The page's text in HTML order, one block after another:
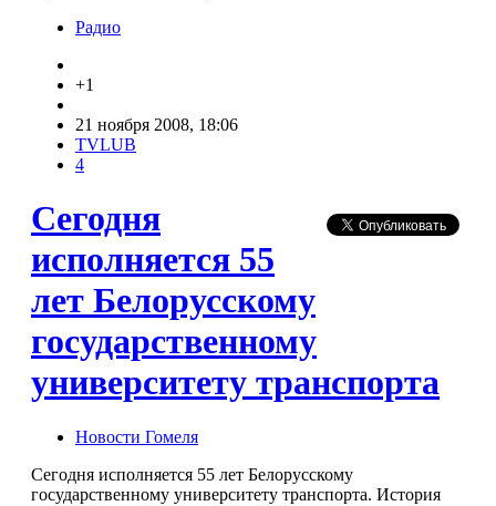
Радио
+1
21 ноября 2008, 18:06
TVLUB
4
Сегодня
исполняется 55
лет Белорусскому
государственному
университету транспорта
Новости Гомеля
Сегодня исполняется 55 лет Белорусскому
государственному университету транспорта. История